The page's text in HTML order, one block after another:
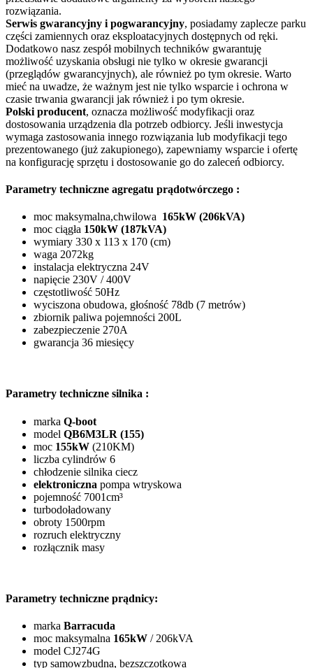
rozwiązania.
Serwis gwarancyjny i pogwarancyjny, posiadamy zaplecze parku
części zamiennych oraz eksploatacyjnych dostępnych od ręki.
Dodatkowo nasz zespół mobilnych techników gwarantuję
możliwość uzyskania obsługi nie tylko w okresie gwarancji
(przeglądów gwarancyjnych), ale również po tym okresie. Warto
mieć na uwadze, że ważnym jest nie tylko wsparcie i ochrona w
czasie trwania gwarancji jak również i po tym okresie.
Polski producent, oznacza możliwość modyfikacji oraz
dostosowania urządzenia dla potrzeb odbiorcy. Jeśli inwestycja
wymaga zastosowania innego rozwiązania lub modyfikacji tego
prezentowanego (już zakupionego), zapewniamy wsparcie i ofertę
na konfigurację sprzętu i dostosowanie go do zaleceń odbiorcy.
Parametry techniczne agregatu prądotwórczego :
moc maksymalna,chwilowa 165kW (206kVA)
moc ciągła 150kW (187kVA)
wymiary 330 x 113 x 170 (cm)
waga 2072kg
instalacja elektryczna 24V
napięcie 230V / 400V
częstotliwość 50Hz
wyciszona obudowa, głośność 78db (7 metrów)
zbiornik paliwa pojemności 200L
zabezpieczenie 270A
gwarancja 36 miesięcy
Parametry techniczne silnika :
marka Q-boot
model QB6M3LR (155)
moc 155kW (210KM)
liczba cylindrów 6
chłodzenie silnika ciecz
elektroniczna pompa wtryskowa
pojemność 7001cm³
turbodoładowany
obroty 1500rpm
rozruch elektryczny
rozłącznik masy
Parametry techniczne prądnicy:
marka Barracuda
moc maksymalna 165kW / 206kVA
model CJ274G
typ samowzbudna, bezszczotkowa